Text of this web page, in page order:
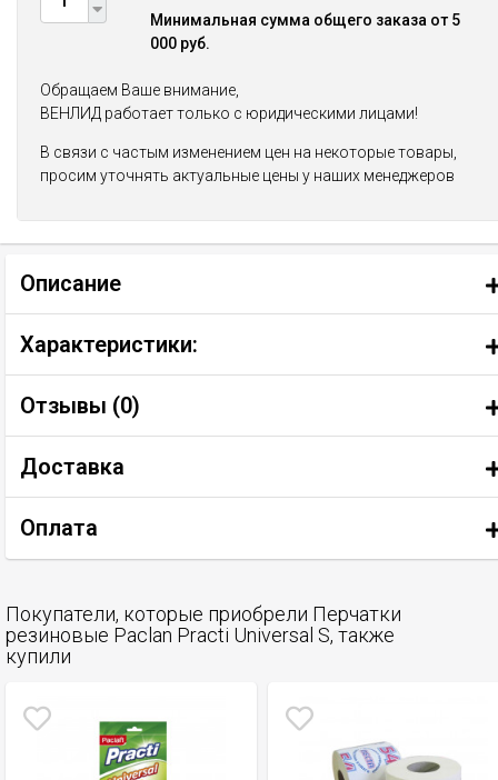
Минимальная сумма общего заказа от 5
000 руб.
Обращаем Ваше внимание,
ВЕНЛИД работает только с юридическими лицами!
В связи с частым изменением цен на некоторые товары,
просим уточнять актуальные цены у наших менеджеров
Описание
Характеристики:
Отзывы (0)
Доставка
Оплата
Покупатели, которые приобрели Перчатки
резиновые Paclan Practi Universal S, также
купили